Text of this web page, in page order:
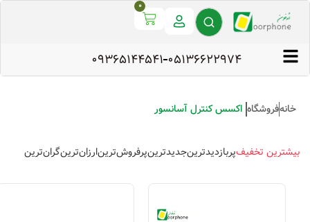
0
۰۵۱۳۶۶۲۲۹۷۴ 09365144541
خانهفروشگاه اکسس کنترل آسانسور
بیشترین تخفیفپربازدیدترینجدیدترینپرفروش‌ترینارزان‌ترینگران‌ترین